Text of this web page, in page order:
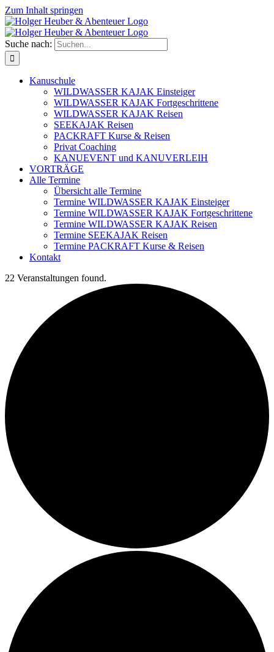
Zum Inhalt springen
Suche nach:
Kanuschule
WILDWASSER KAJAK Einsteiger
WILDWASSER KAJAK Fortgeschrittene
WILDWASSER KAJAK Reisen
SEEKAJAK Reisen
PACKRAFT Kurse & Reisen
Privat Coaching
KANUEVENT und KANUVERLEIH
VORTRÄGE
Alle Termine
Übersicht alle Termine
Termine WILDWASSER KAJAK Einsteiger
Termine WILDWASSER KAJAK Fortgeschrittene
Termine WILDWASSER KAJAK Reisen
Termine SEEKAJAK Reisen
Termine PACKRAFT Kurse & Reisen
Kontakt
22 Veranstaltungen found.